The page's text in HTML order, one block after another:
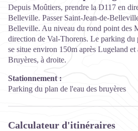
Depuis Moûtiers, prendre la D117 en
Belleville. Passer Saint-Jean-de-
Belleville. Au niveau du rond point des
direction de Val-Thorens. Le parking du
se situe environ 150m après Lugeland et
Bruyères, à droite.
Stationnement :
Parking du plan de l'eau des bruyères
Calculateur d'itinéraires